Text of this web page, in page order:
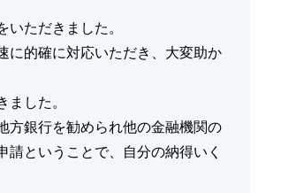
ただきました。
に的確に対応いただき、大変助か
した。
方銀行を勧められ他の金融機関の
ということで、自分の納得いく